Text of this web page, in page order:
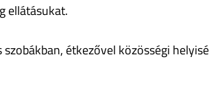
ellátásukat.
szobákban, étkezővel közösségi